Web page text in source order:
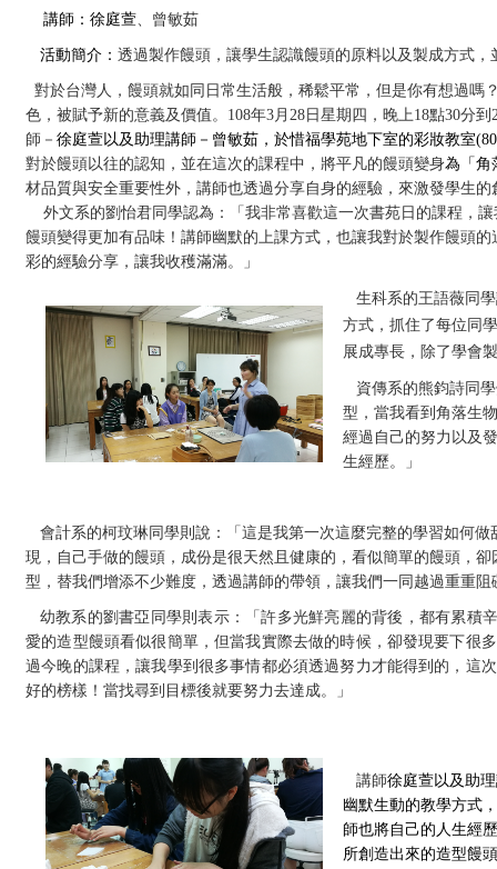
講師： 徐庭萱 曾敏茹
活動簡介： 透過製作饅頭，讓學生認識饅頭的原料以及製成方式
對於台灣人，饅頭就如同日常生活般，稀鬆平常，但是你有想過
色，被賦予新的意義及價值。 108年3 月 28 日星期四，晚上 18點30分到
師－ 徐庭萱以及助理講師－曾敏茹，於惜福學苑地下室的彩妝教室
對於饅頭以往的認知，並在這次的課程中，將平凡的饅頭變身為「角
材品質與安全重要性外，講師也透過分享自身的經驗，來激發學生的
外文系的劉怡君同學認為：「我非常喜歡這一次書苑日的課程，
饅頭變得更加有品味！講師幽默的上課方式，也讓我對於製作饅頭
彩的經驗分享，讓我收穫滿滿。」
生科系的王語薇同
方式，抓住了每位同
展成專長，除了學會
資傳系的熊鈞詩同
型，當我看到角落生
經過自己的努力以及
生經歷。」
會計系的柯玟琳同學則說：「這是我第一次這麼完整的學習如何做
現，自己手做的饅頭，成份是很天然且健康的，看似簡單的饅頭，卻
型，替我們增添不少難度，透過講師的帶領，讓我們一同越過重重阻
幼教系的劉書亞同學則表示：「許多光鮮亮麗的背後，都有累積
愛的造型饅頭看似很簡單，但當我實際去做的時候，卻發現要下很
過今晚的課程，讓我學到很多事情都必須透過努力才能得到的，這
好的榜樣！當找尋到目標後就要努力去達成。」
講師徐庭萱以及助
幽默生動的教學方式
師也將自己的人生經
所創造出來的造型饅